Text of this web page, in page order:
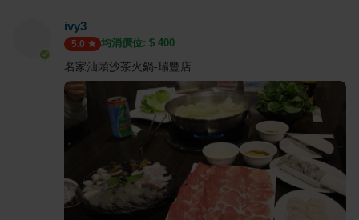
ivy3
5.0 均消價位: $ 400
名家汕頭沙茶火鍋-瑞豐店